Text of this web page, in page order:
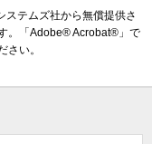
ステムズ社から無償提供さ
。「Adobe® Acrobat®」で
さい。